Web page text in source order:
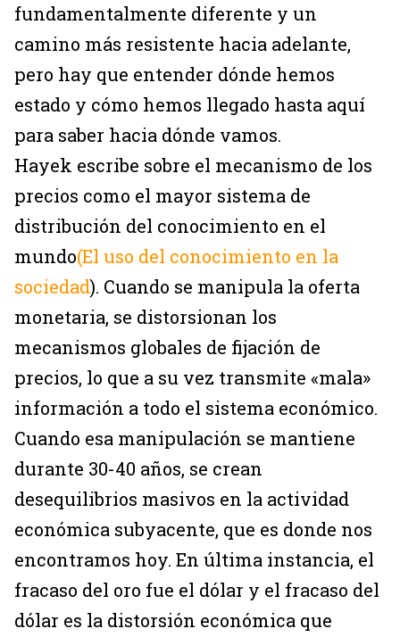
fundamentalmente diferente y un
camino más resistente hacia adelante,
pero hay que entender dónde hemos
estado y cómo hemos llegado hasta aquí
para saber hacia dónde vamos.
Hayek escribe sobre el mecanismo de los
precios como el mayor sistema de
distribución del conocimiento en el
mundo(El uso del conocimiento en la
sociedad). Cuando se manipula la oferta
monetaria, se distorsionan los
mecanismos globales de fijación de
precios, lo que a su vez transmite «mala»
información a todo el sistema económico.
Cuando esa manipulación se mantiene
durante 30-40 años, se crean
desequilibrios masivos en la actividad
económica subyacente, que es donde nos
encontramos hoy. En última instancia, el
fracaso del oro fue el dólar y el fracaso del
dólar es la distorsión económica que